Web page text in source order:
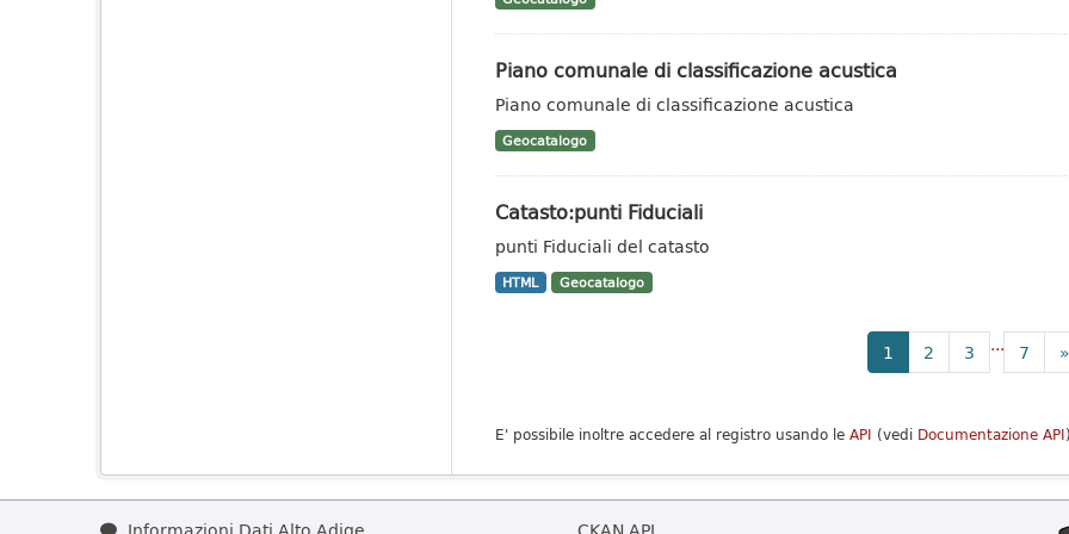
Piano comunale di classificazione acustica
Piano comunale di classificazione acustica
Geocatalogo
Catasto:punti Fiduciali
punti Fiduciali del catasto
HTML Geocatalogo
1 2 3 ... 7
E' possibile inoltre accedere al registro usando le API (vedi Documentazione API